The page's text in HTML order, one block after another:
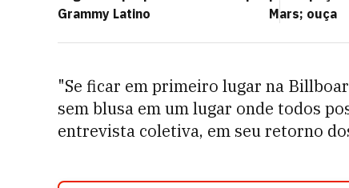
Grammy Latino
Mars; ouça
"Se ficar em primeiro lugar na
sem blusa em um lugar onde todos
entrevista coletiva, em seu retorno